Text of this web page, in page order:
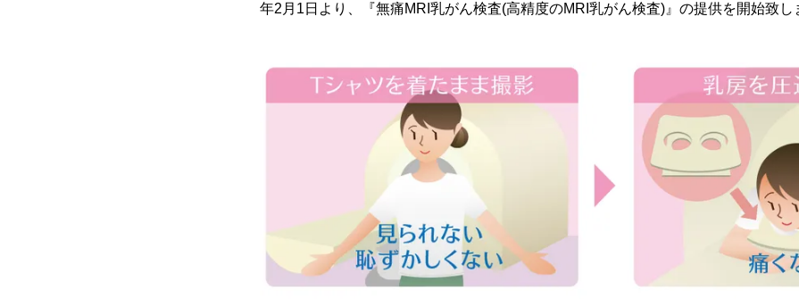
年2月1日より、『無痛MRI乳がん検査(高精度のMRI乳がん検査)』の提供を開始致し